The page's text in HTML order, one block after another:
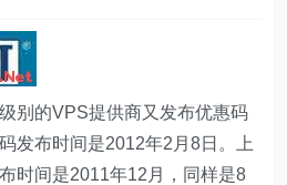
别的VPS提供商又发布优惠码
发布时间是2012年2月8日。上
时间是2011年12月，同样是8